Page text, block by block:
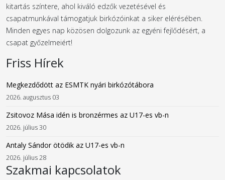
kitartás színtere, ahol kiváló edzők vezetésével és
csapatmunkával támogatjuk birkózóinkat a siker elérésében.
Minden egyes nap közösen dolgozunk az egyéni fejlődésért, a
csapat győzelmeiért!
Friss Hírek
Megkezdődött az ESMTK nyári birkózótábora
2026. augusztus 03
Zsitovoz Mása idén is bronzérmes az U17-es vb-n
2026. július 30
Antaly Sándor ötödik az U17-es vb-n
2026. július 28
Szakmai kapcsolatok